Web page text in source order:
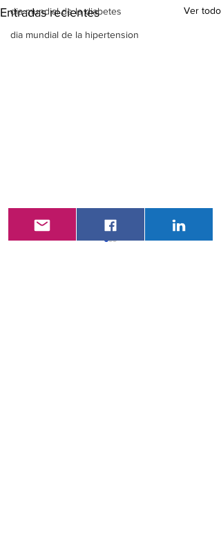
dia mundial de la diabetes
dia mundial de la hipertension
Entradas recientes Ver todo